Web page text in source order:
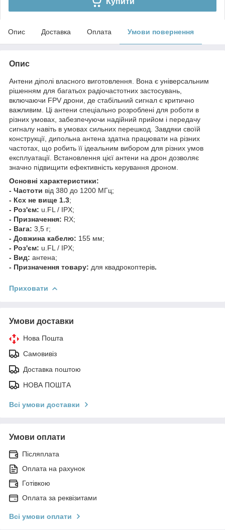
Опис Доставка Оплата Умови повернення
Опис
Антени діполі власного виготовлення. Вона є універсальним
рішенням для багатьох радіочастотних застосувань,
включаючи FPV дрони, де стабільний сигнал є критично
важливим. Ці антени спеціально розроблені для роботи в
різних умовах, забезпечуючи надійний прийом і передачу
сигналу навіть в умовах сильних перешкод. Завдяки своїй
конструкції, дипольна антена здатна працювати на різних
частотах, що робить її ідеальним вибором для різних умов
експлуатації. Встановлення цієї антени на дрон дозволяє
значно підвищити ефективність керування дроном.
Основні характеристики:
- Частоти від 380 до 1200 МГц;
- Ксх не вище 1.3;
- Роз'єм: u.FL / IPX;
- Призначення: RX;
- Вага: 3,5 г;
- Довжина кабелю: 155 мм;
- Роз'єм: u.FL / IPX;
- Вид: антена;
- Призначення товару: для квадрокоптерів.
Приховати
Умови доставки
Нова Пошта
Самовивіз
Доставка поштою
НОВА ПОШТА
Всі умови доставки
Умови оплати
Післяплата
Оплата на рахунок
Готівкою
Оплата за реквізитами
Всі умови оплати